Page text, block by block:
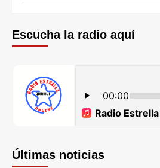
Escucha la radio aquí
Últimas noticias